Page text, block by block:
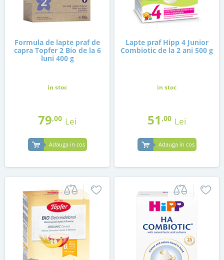
Formula de lapte praf de
capra Topfer 2 Bio de la 6
luni 400 g
in stoc
79,00 Lei
Adauga in cos
Lapte praf Hipp 4 Junior
Combiotic de la 2 ani 500 g
in stoc
51 ,00 Lei
Adauga in cos